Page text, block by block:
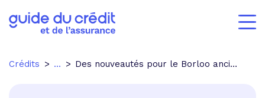
Crédits ... Des nouveautés pour le Borloo ancien !!